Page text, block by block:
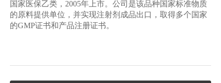
国家医保乙类，2005年上市。公司是该品种国家标准物质
的原料提供单位，并实现注射剂成品出口，取得多个国家
的GMP证书和产品注册证书。